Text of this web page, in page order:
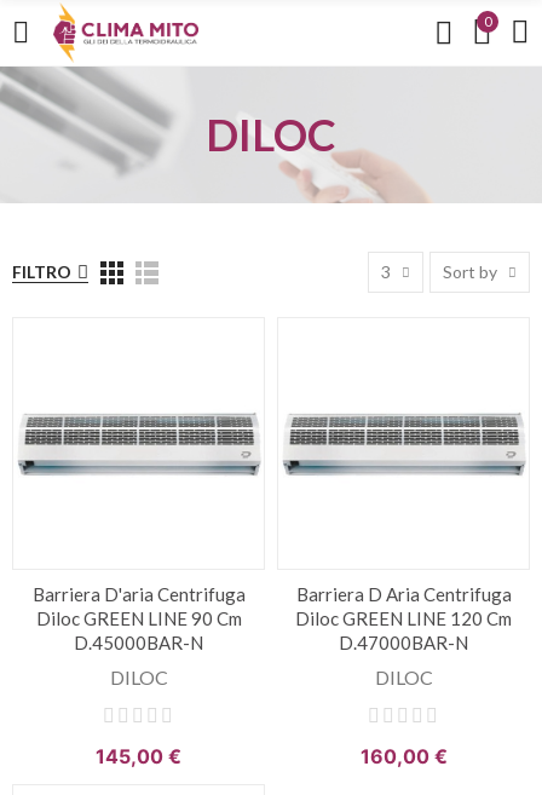
0
DILOC
FILTRO 3 Sort by
Barriera D'aria Centrifuga
Diloc GREEN LINE 90 Cm
D.45000BAR-N
DILOC
145,00 €
Barriera D Aria Centrifuga
Diloc GREEN LINE 120 Cm
D.47000BAR-N
DILOC
160,00 €